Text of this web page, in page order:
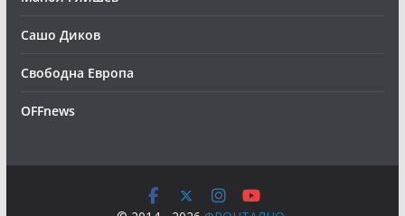
Сашо Диков
Свободна Европа
OFFnews